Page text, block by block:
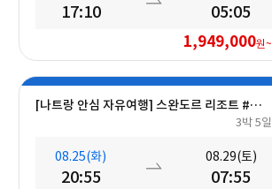
17:10 05:05
1,949,000원~
[나트랑 안심 자유여행] 스완도르 리조트 #올인크루시브+오션뷰+밤 10시 레체포함+미니바1회 5일
3박 5일
08.25(화)
20:55
08.29(토)
07:55